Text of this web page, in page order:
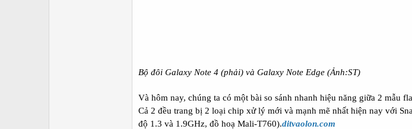
Bộ đôi Galaxy Note 4 (phải) và Galaxy Note Edge (Ảnh:ST)
Và hôm nay, chúng ta có một bài so sánh nhanh hiệu năng giữa 2 mẫu
Cả 2 đều trang bị 2 loại chip xử lý mới và mạnh mẽ nhất hiện nay với
độ 1.3 và 1.9GHz, đồ hoạ Mali-T760).ditvaolon.com